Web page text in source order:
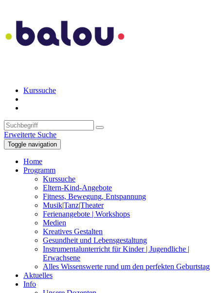
Kurssuche
Erweiterte Suche
Toggle navigation
Home
Programm
Kurssuche
Eltern-Kind-Angebote
Fitness, Bewegung, Entspannung
Musik|Tanz|Theater
Ferienangebote | Workshops
Medien
Kreatives Gestalten
Gesundheit und Lebensgestaltung
Instrumentalunterricht für Kinder | Jugendliche |
Erwachsene
Alles Wissenswerte rund um den perfekten Geburtstag
Aktuelles
Info